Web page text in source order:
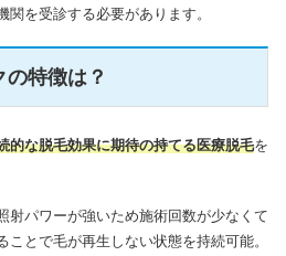
を受診する必要があります。
特徴は？
的な脱毛効果に期待の持てる医療脱毛を
射パワーが強いため施術回数が少なくて
とで毛が再生しない状態を持続可能。